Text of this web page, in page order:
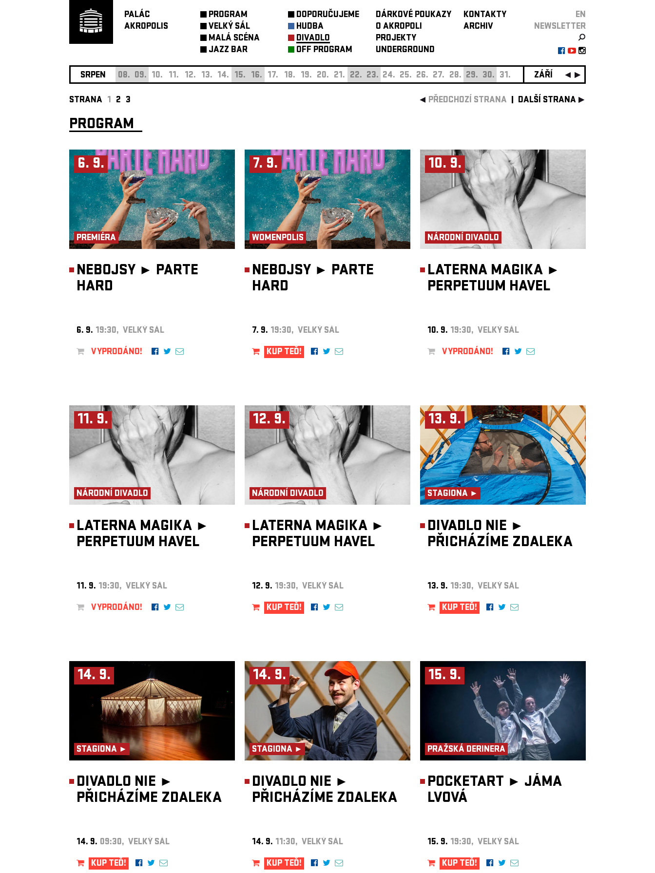
PALÁC
AKROPOLIS
PROGRAM
VELKÝ SÁL
MALÁ SCÉNA
JAZZ BAR
DOPORUČUJEME
HUDBA
DIVADLO
OFF PROGRAM
DÁRKOVÉ POUKAZY
O AKROPOLI
PROJEKTY
UNDERGROUND
KONTAKTY
ARCHIV
EN
NEWSLETTER
SRPEN 08. 09. 10. 11. 12. 13. 14. 15. 16. 17. 18. 19. 20. 21. 22. 23. 24. 25. 26. 27. 28. 29. 30. 31. ZÁŘÍ 01.
STRANA 1 2 3 PŘEDCHOZÍ STRANA DALŠÍ STRANA
PROGRAM
6. 9.
PREMIÉRA
NEBOJSY ► PARTE
HARD
6. 9. 19:30, VELKÝ SÁL
VYPRODÁNO!
7. 9.
WOMENPOLIS
NEBOJSY ► PARTE
HARD
7. 9. 19:30, VELKÝ SÁL
KUP TEĎ!
10. 9.
NÁRODNÍ DIVADLO
LATERNA MAGIKA ►
PERPETUUM HAVEL
10. 9. 19:30, VELKÝ SÁL
VYPRODÁNO!
11. 9.
NÁRODNÍ DIVADLO
LATERNA MAGIKA ►
PERPETUUM HAVEL
11. 9. 19:30, VELKÝ SÁL
VYPRODÁNO!
12. 9.
NÁRODNÍ DIVADLO
LATERNA MAGIKA ►
PERPETUUM HAVEL
12. 9. 19:30, VELKÝ SÁL
KUP TEĎ!
13. 9.
STAGIONA ►
DIVADLO NIE ►
PŘICHÁZÍME ZDALEKA
13. 9. 19:30, VELKÝ SÁL
KUP TEĎ!
14. 9.
STAGIONA ►
DIVADLO NIE ►
PŘICHÁZÍME ZDALEKA
14. 9. 09:30, VELKÝ SÁL
KUP TEĎ!
14. 9.
STAGIONA ►
DIVADLO NIE ►
PŘICHÁZÍME ZDALEKA
14. 9. 11:30, VELKÝ SÁL
KUP TEĎ!
15. 9.
PRAŽSKÁ DERINERA
POCKETART ► JÁMA
LVOVÁ
15. 9. 19:30, VELKÝ SÁL
KUP TEĎ!